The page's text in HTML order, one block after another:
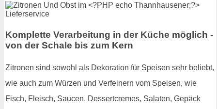
Komplette Verarbeitung in der Küche möglich -
von der Schale bis zum Kern
Zitronen sind sowohl als Dekoration für Speisen sehr beliebt,
wie auch zum Würzen und Verfeinern vom Speisen, wie
Fisch, Fleisch, Saucen, Dessertcremes, Salaten, Gepäck